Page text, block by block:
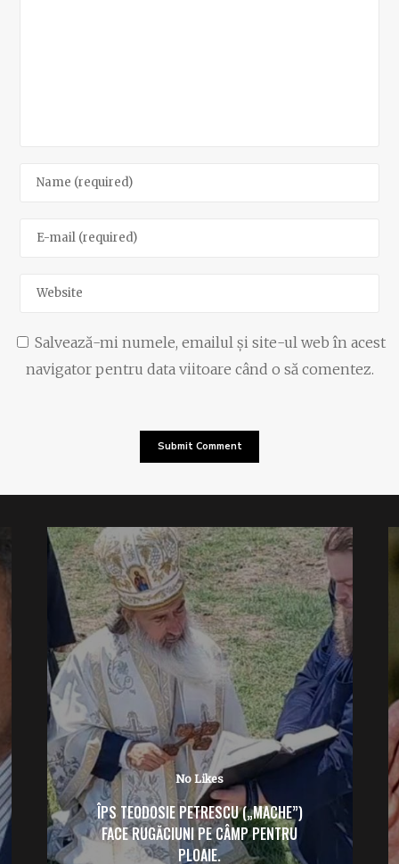
Salvează-mi numele, emailul și site-ul web în acest
navigator pentru data viitoare când o să comentez.
No Likes
ÎPS TEODOSIE PETRESCU („MACHE”)
FACE RUGĂCIUNI PE CÂMP PENTRU
PLOAIE.